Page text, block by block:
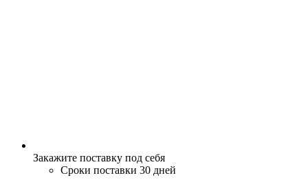
Закажите поставку под себя
Сроки поставки 30 дней